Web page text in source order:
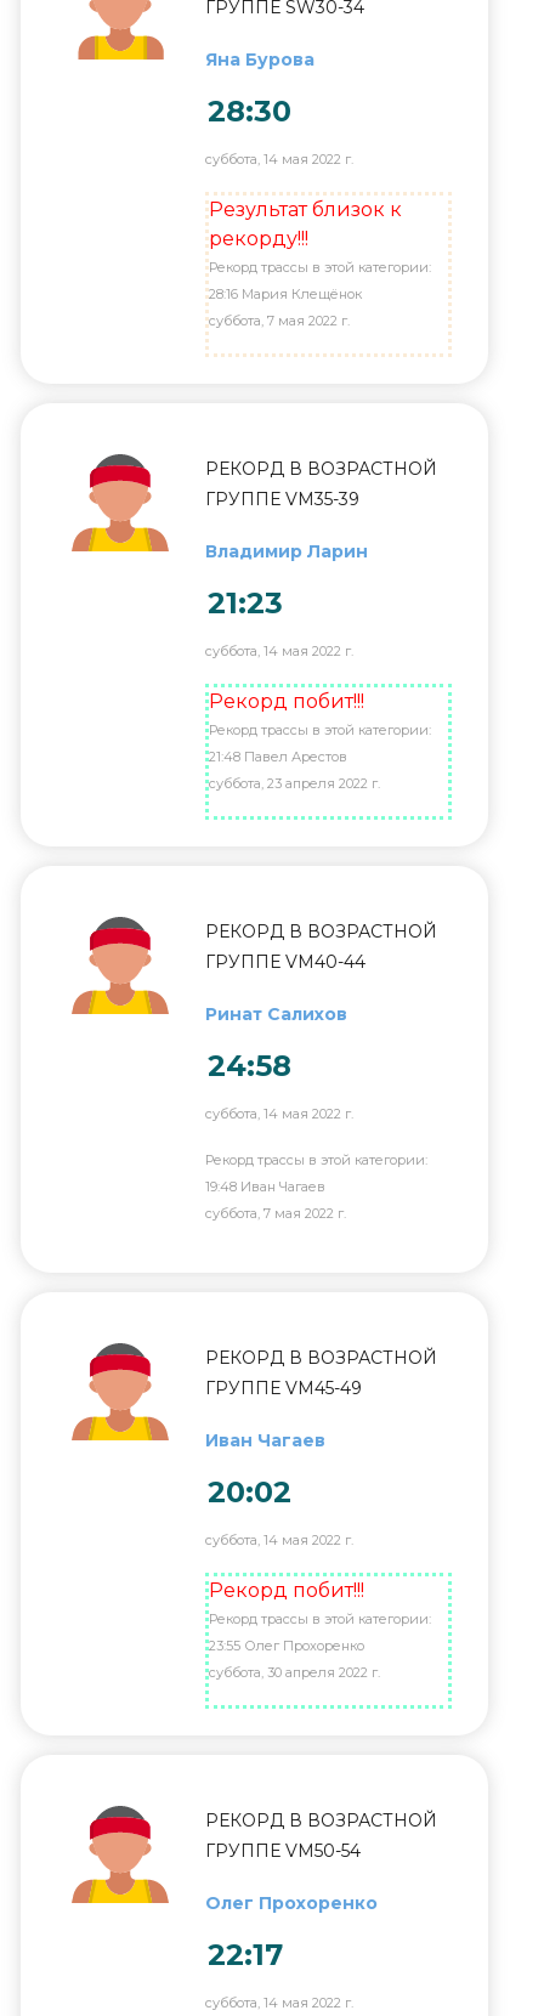
ГРУППЕ SW30-34
Яна Бурова
28:30
суббота, 14 мая 2022 г.
Результат близок к
рекорду!!!
Рекорд трассы в этой категории:
28:16 Мария Клещёнок
суббота, 7 мая 2022 г.
РЕКОРД В ВОЗРАСТНОЙ
ГРУППЕ VM35-39
Владимир Ларин
21:23
суббота, 14 мая 2022 г.
Рекорд побит!!!
Рекорд трассы в этой категории:
21:48 Павел Арестов
суббота, 23 апреля 2022 г.
РЕКОРД В ВОЗРАСТНОЙ
ГРУППЕ VM40-44
Ринат Салихов
24:58
суббота, 14 мая 2022 г.
Рекорд трассы в этой категории:
19:48 Иван Чагаев
суббота, 7 мая 2022 г.
РЕКОРД В ВОЗРАСТНОЙ
ГРУППЕ VM45-49
Иван Чагаев
20:02
суббота, 14 мая 2022 г.
Рекорд побит!!!
Рекорд трассы в этой категории:
23:55 Олег Прохоренко
суббота, 30 апреля 2022 г.
РЕКОРД В ВОЗРАСТНОЙ
ГРУППЕ VM50-54
Олег Прохоренко
22:17
суббота, 14 мая 2022 г.